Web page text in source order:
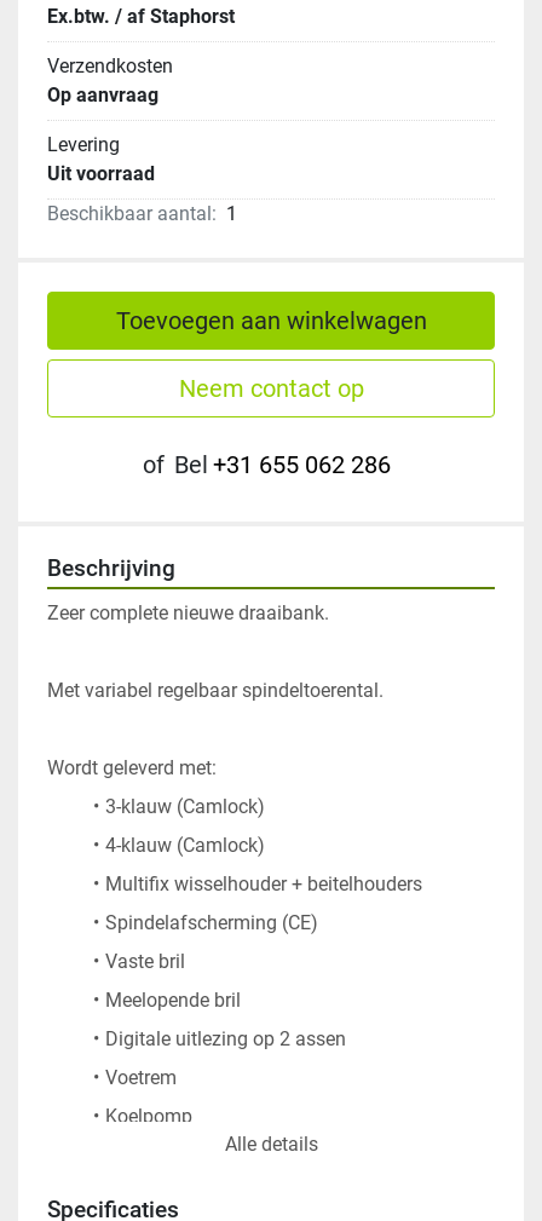
Ex.btw. / af Staphorst
Verzendkosten
Op aanvraag
Levering
Uit voorraad
Beschikbaar aantal: 1
Toevoegen aan winkelwagen
Neem contact op
of Bel +31 655 062 286
Beschrijving
Zeer complete nieuwe draaibank.
Met variabel regelbaar spindeltoerental.
Wordt geleverd met:
3-klauw (Camlock)
4-klauw (Camlock)
Multifix wisselhouder + beitelhouders
Spindelafscherming (CE)
Vaste bril
Meelopende bril
Digitale uitlezing op 2 assen
Voetrem
Koelpomp
Alle details
Specificaties